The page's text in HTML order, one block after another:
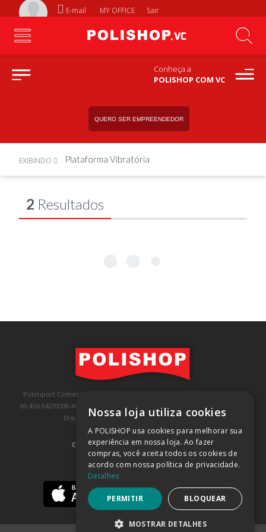
E-mail MY OFFICE Sair
Conheça a
POLISHOP COM VC
QUERO SER EMPREENDEDOR
EXIBINDO Plataforma Vibratória
2 Resultados
Polimport Comércio e Exportação LTDA, inscrita no CNPJ/MF sob o nº
00.436.042/0008-46, IE 407.458.707.103, com sede na Rua Kanebo, nº 175,
Distrito Industrial, Jundiaí/SP, CEP: 13213-090
COMPRA 100% SEGURA (SAIBA MAIS)
BAIXE NOSSO APP
Nossa loja utiliza cookies
A POLISHOP usa cookies para melhorar sua
experiência em nossa loja. Ao fazer
compras, você aceita todos os cookies de
acordo com nossa política de privacidade.
Detalhes
PERMITIR BLOQUEAR
MOSTRAR DETALHES